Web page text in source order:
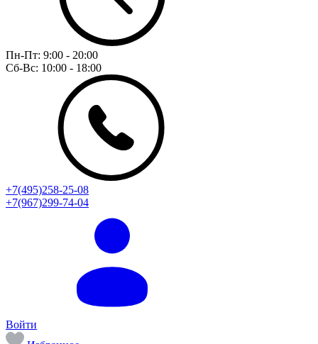
Пн-Пт: 9:00 - 20:00
Сб-Вс: 10:00 - 18:00
+7(495)258-25-08
+7(967)299-74-04
Войти